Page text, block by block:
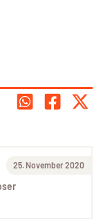
25. November 2020